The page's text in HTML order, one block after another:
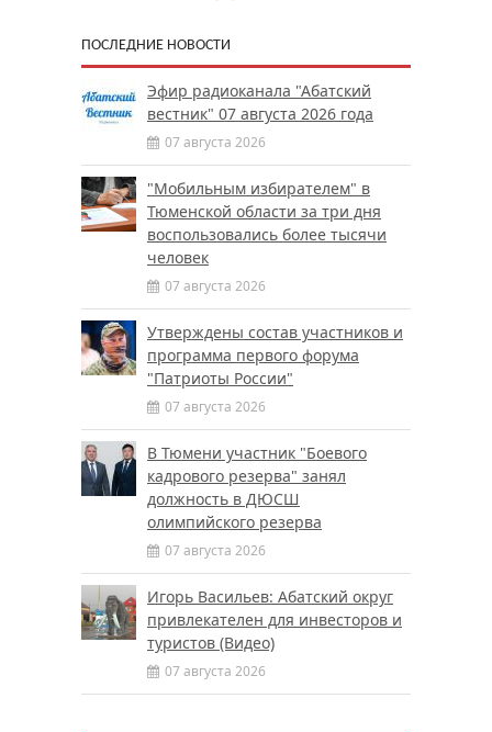
ПОСЛЕДНИЕ НОВОСТИ
Эфир радиоканала "Абатский
вестник" 07 августа 2026 года
07 августа 2026
"Мобильным избирателем" в
Тюменской области за три дня
воспользовались более тысячи
человек
07 августа 2026
Утверждены состав участников и
программа первого форума
"Патриоты России"
07 августа 2026
В Тюмени участник "Боевого
кадрового резерва" занял
должность в ДЮСШ
олимпийского резерва
07 августа 2026
Игорь Васильев: Абатский округ
привлекателен для инвесторов и
туристов (Видео)
07 августа 2026